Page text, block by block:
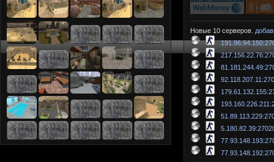
Новые 10 серверов.